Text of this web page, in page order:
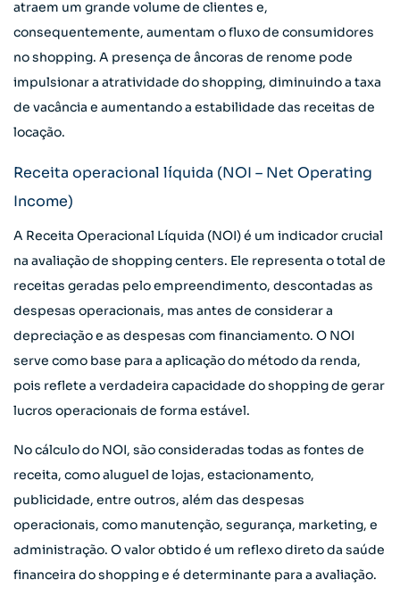
atraem um grande volume de clientes e,
consequentemente, aumentam o fluxo de consumidores
no shopping. A presença de âncoras de renome pode
impulsionar a atratividade do shopping, diminuindo a taxa
de vacância e aumentando a estabilidade das receitas de
locação.
Receita operacional líquida (NOI – Net Operating
Income)
A Receita Operacional Líquida (NOI) é um indicador crucial
na avaliação de shopping centers. Ele representa o total de
receitas geradas pelo empreendimento, descontadas as
despesas operacionais, mas antes de considerar a
depreciação e as despesas com financiamento. O NOI
serve como base para a aplicação do método da renda,
pois reflete a verdadeira capacidade do shopping de gerar
lucros operacionais de forma estável.
No cálculo do NOI, são consideradas todas as fontes de
receita, como aluguel de lojas, estacionamento,
publicidade, entre outros, além das despesas
operacionais, como manutenção, segurança, marketing, e
administração. O valor obtido é um reflexo direto da saúde
financeira do shopping e é determinante para a avaliação.